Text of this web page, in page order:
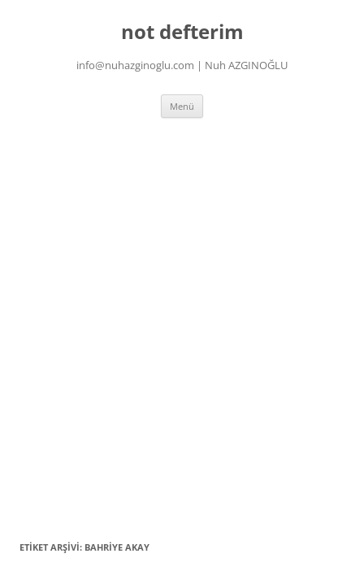
not defterim
info@nuhazginoglu.com | Nuh AZGINOĞLU
Menü
ETIKET ARŞIVI: BAHRIYE AKAY